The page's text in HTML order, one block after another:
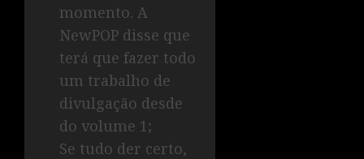
momento. A
NewPOP disse que
terá que fazer todo
um trabalho de
divulgação desde
do volume 1;
Se tudo der certo,